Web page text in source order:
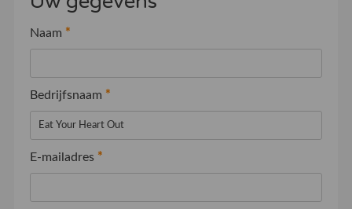
Naam *
Bedrijfsnaam *
E-mailadres *